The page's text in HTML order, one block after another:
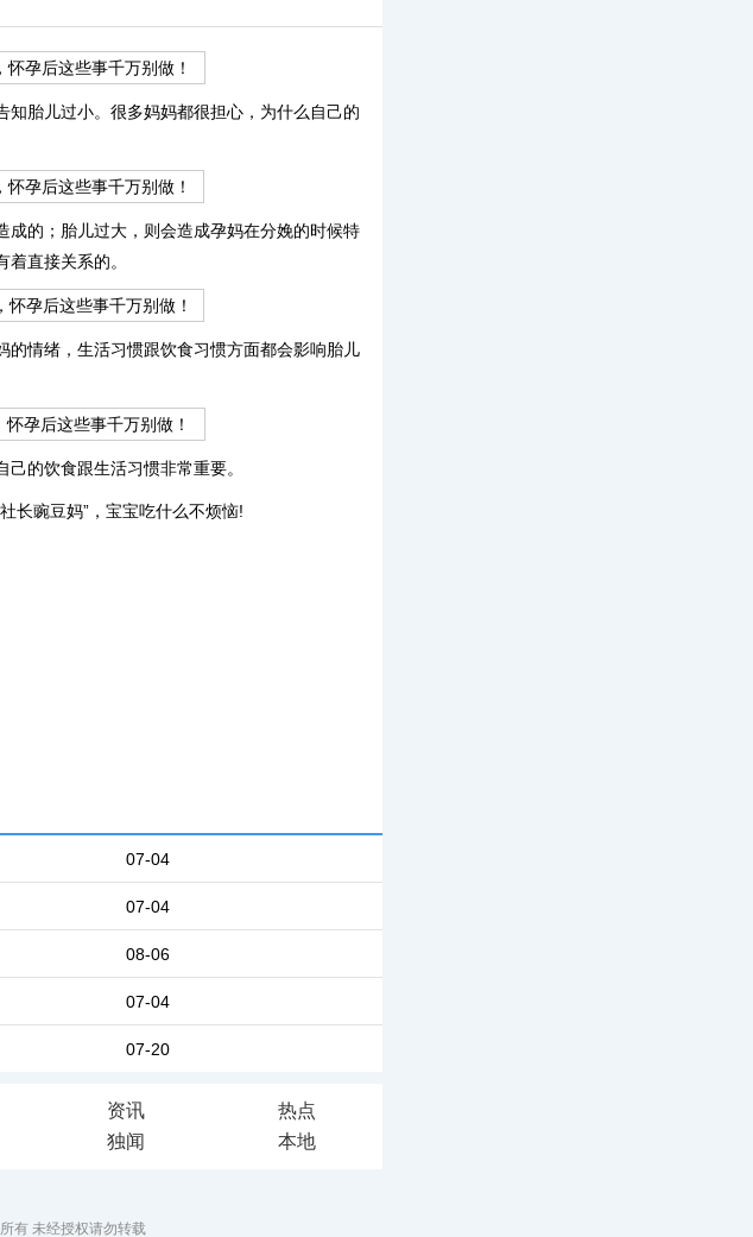
胎儿过小。很多妈妈都很担心，为什么自己的
的；胎儿过大，则会造成孕妈在分娩的时候特
直接关系的。
情绪，生活习惯跟饮食习惯方面都会影响胎儿
的饮食跟生活习惯非常重要。
长豌豆妈”，宝宝吃什么不烦恼!
07-04
07-04
08-06
07-04
07-20
资讯
热点
独闻 本地
有 未经授权请勿转载